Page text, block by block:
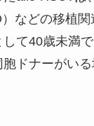
）などの移植
て40歳未満で
ドナーがい